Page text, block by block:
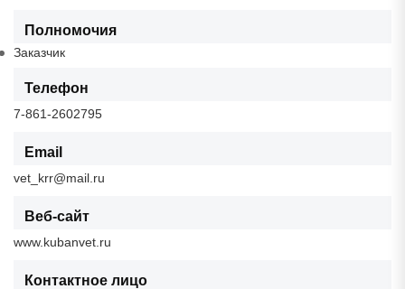
Полномочия
Заказчик
Телефон
7-861-2602795
Email
vet_krr@mail.ru
Веб-сайт
www.kubanvet.ru
Контактное лицо